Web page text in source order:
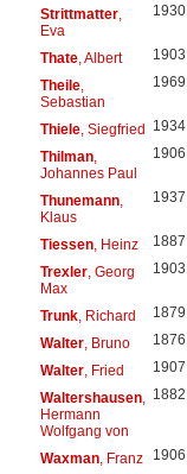
Strittmatter,
Eva
1930
Thate, Albert 1903
Theile,
Sebastian
1969
Thiele, Siegfried 1934
Thilman,
Johannes Paul
1906
Thunemann,
Klaus
1937
Tiessen, Heinz 1887
Trexler, Georg
Max
1903
Trunk, Richard 1879
Walter, Bruno 1876
Walter, Fried 1907
Waltershausen,
Hermann
Wolfgang von
1882
Waxman, Franz 1906